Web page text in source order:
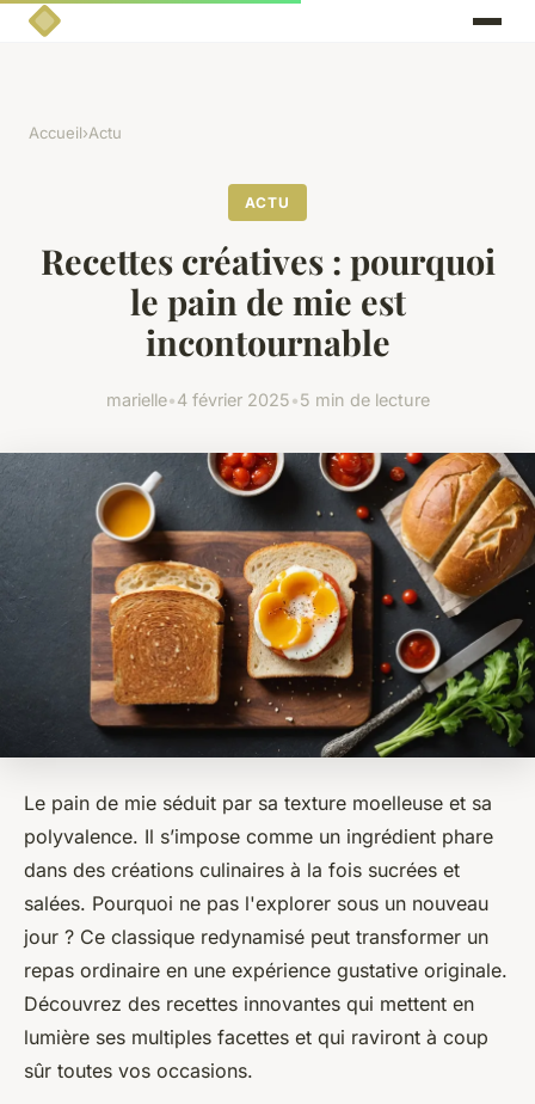
Accueil›Actu
ACTU
Recettes créatives : pourquoi
le pain de mie est
incontournable
marielle•4 février 2025•5 min de lecture
Le pain de mie séduit par sa texture moelleuse et sa
polyvalence. Il s’impose comme un ingrédient phare
dans des créations culinaires à la fois sucrées et
salées. Pourquoi ne pas l'explorer sous un nouveau
jour ? Ce classique redynamisé peut transformer un
repas ordinaire en une expérience gustative originale.
Découvrez des recettes innovantes qui mettent en
lumière ses multiples facettes et qui raviront à coup
sûr toutes vos occasions.